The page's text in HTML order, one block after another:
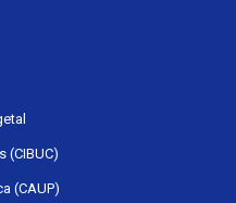
(CIBUC)
(CAUP)